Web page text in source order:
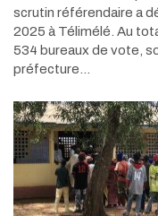
scrutin référendaire a
2025 à Télimélé. Au
534 bureaux de vote,
préfecture…